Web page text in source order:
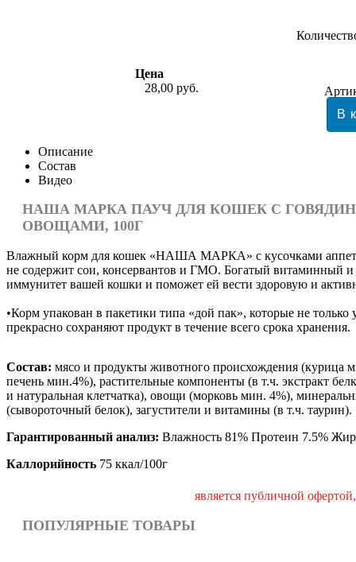
Цена
28,00 руб.
Описание
Состав
Видео
НАША МАРКА ПАУЧ ДЛЯ КОШЕК С
ОВОЩАМИ, 100Г
Влажный корм для кошек «НАША МАРКА» с кусочками
не содержит сои, консервантов и ГМО. Богатый витаминный
иммунитет вашей кошки и поможет ей вести здоровую и
•Корм упакован в пакетики типа «дой пак», которые не
прекрасно сохраняют продукт в течение всего срока хранения.
Состав: мясо и продукты животного происхождения (курица
печень мин.4%), растительные компоненты (в т.ч. экстракт
и натуральная клетчатка), овощи (морковь мин. 4%),
(сывороточный белок), загустители и витамины (в т.ч. таурин).
Гарантированный анализ: Влажность 81% Протеин 7.5% Жир
Каллорийность 75 ккал/100г
является публичной
ПОПУЛЯРНЫЕ ТОВАРЫ